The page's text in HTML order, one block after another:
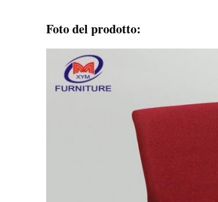
Foto del prodotto: